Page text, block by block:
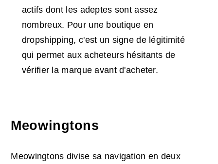
actifs dont les adeptes sont assez
nombreux. Pour une boutique en
dropshipping, c'est un signe de légitimité
qui permet aux acheteurs hésitants de
vérifier la marque avant d'acheter.
Meowingtons
Meowingtons divise sa navigation en deux